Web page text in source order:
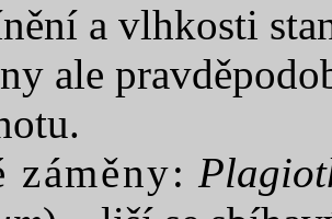
a vlhkosti
ale
záměny: